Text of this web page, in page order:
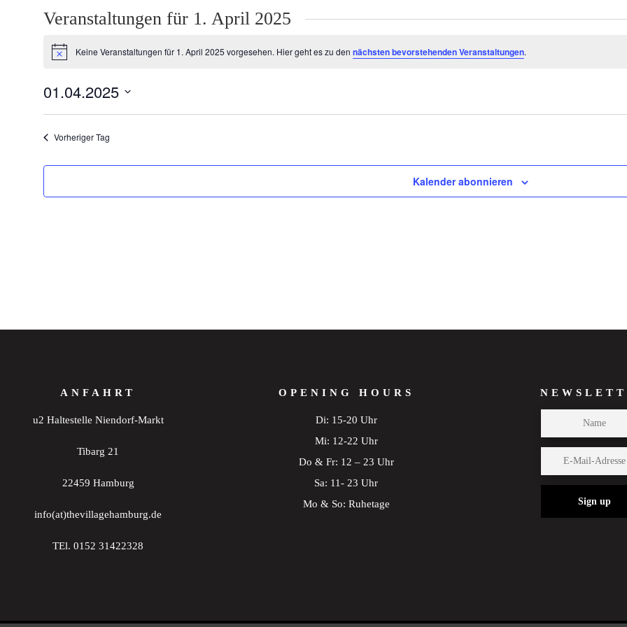
Veranstaltungen für 1. April 2025
HinweisKeine Veranstaltungen für 1. April 2025 vorgesehen. Hier geht es zu den nächsten bevorstehenden Veranstaltungen.
01.04.2025
Vorheriger Tag
Kalender abonnieren
ANFAHRT
u2 Haltestelle Niendorf-Markt
Tibarg 21
22459 Hamburg
info(at)thevillagehamburg.de
TEl. 0152 31422328
OPENING HOURS
Di: 15-20 Uhr
Mi: 12-22 Uhr
Do & Fr: 12 – 23 Uhr
Sa: 11- 23 Uhr
Mo & So: Ruhetage
Sign up